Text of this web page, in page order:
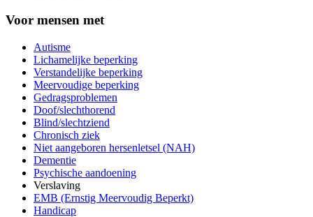
Voor mensen met
Autisme
Lichamelijke beperking
Verstandelijke beperking
Meervoudige beperking
Gedragsproblemen
Doof/slechthorend
Blind/slechtziend
Chronisch ziek
Niet aangeboren hersenletsel (NAH)
Dementie
Psychische aandoening
Verslaving
EMB (Ernstig Meervoudig Beperkt)
Handicap